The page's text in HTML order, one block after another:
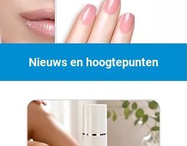
Nieuws en hoogtepunten